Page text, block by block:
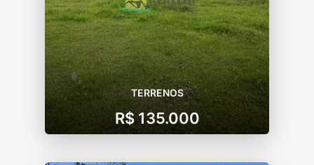
TERRENOS
R$ 135.000